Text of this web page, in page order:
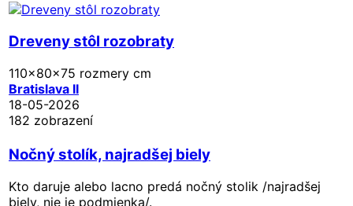
Dreveny stôl rozobraty
110x80x75 rozmery cm
Bratislava II
18-05-2026
182 zobrazení
Nočný stolík, najradšej biely
Kto daruje alebo lacno predá nočný stolik /najradšej
biely, nie je podmienka/.